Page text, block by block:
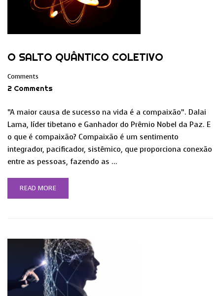
O SALTO QUÂNTICO COLETIVO
Comments
2 Comments
“A maior causa de sucesso na vida é a compaixão”. Dalai
Lama, líder tibetano e Ganhador do Prêmio Nobel da Paz. E
o que é compaixão? Compaixão é um sentimento
integrador, pacificador, sistêmico, que proporciona conexão
entre as pessoas, fazendo as …
READ MORE